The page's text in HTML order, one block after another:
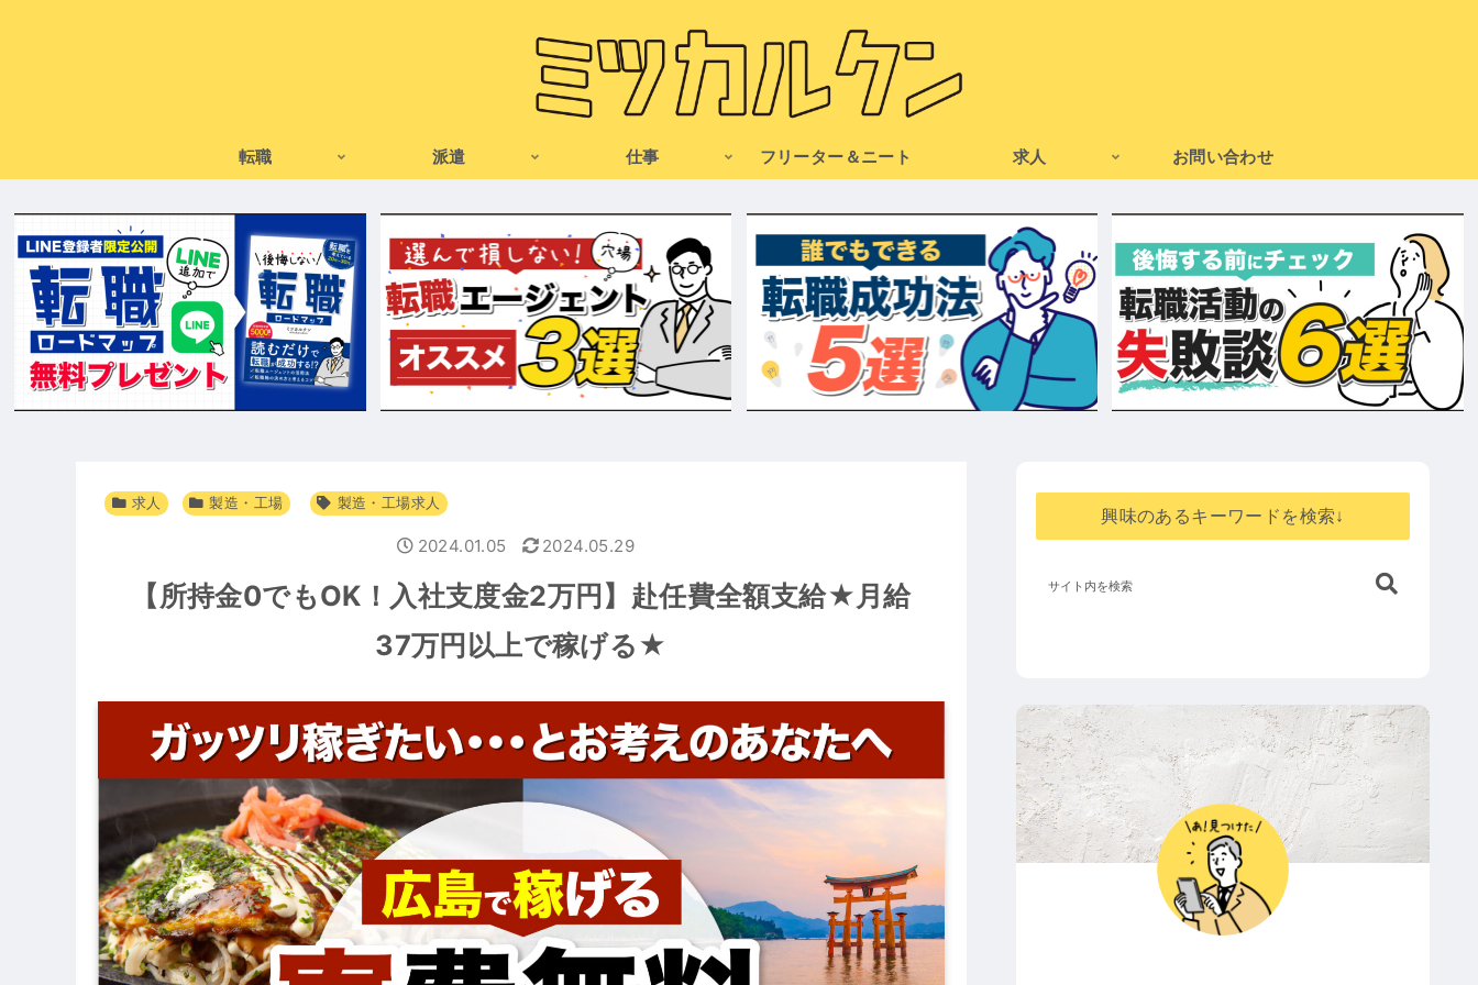
転職 派遣 仕事 フリーター＆ニート 求人 お問い合わせ
求人 製造・工場 製造・工場求人
【所持金0でもOK！入社支度金2万円】赴任費全額支給★月給
37万円以上で稼げる★
2024.01.05 2024.05.29
興味のあるキーワードを検索↓